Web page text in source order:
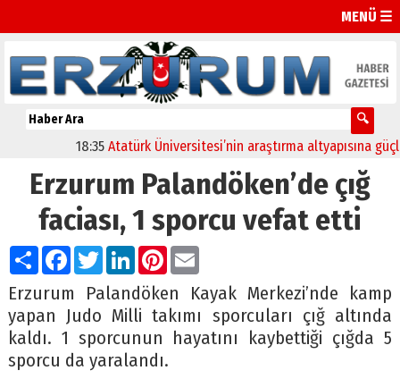
MENÜ ☰
Atatürk Üniversitesi’nin araştırma altyapısına güçlü
Erzurum Palandöken’de çığ
faciası, 1 sporcu vefat etti
PaylaşFacebook
TwitterLinkedIn
Pinterest
Email
Erzurum Palandöken Kayak Merkezi’nde kamp
yapan Judo Milli takımı sporcuları çığ altında
kaldı. 1 sporcunun hayatını kaybettiği çığda 5
sporcu da yaralandı.